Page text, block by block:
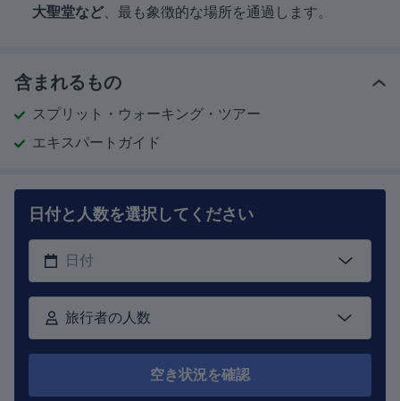
大聖堂など、最も象徴的な場所を通過します。
含まれるもの
スプリット・ウォーキング・ツアー
エキスパートガイド
日付と人数を選択してください
旅行者の人数
空き状況を確認